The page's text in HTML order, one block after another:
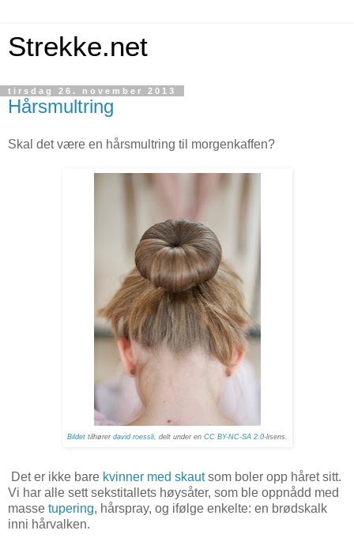
Strekke.net
tirsdag 26. november 2013
Hårsmultring
Skal det være en hårsmultring til morgenkaffen?
Bildettilhører david roessli, delt under enCC BY-NC-SA 2.0-lisens.
Det er ikke bare kvinner med skautsom boler opp håret sitt.
Vi har alle sett sekstitallets høysåter, som ble oppnådd med
masse tupering, hårspray, og ifølge enkelte: en brødskalk
inni hårvalken.